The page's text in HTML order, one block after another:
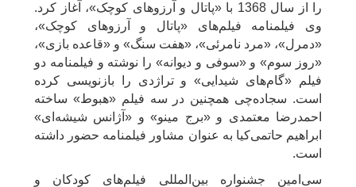
را از سال 1368 با «پاتال و آرزوهای کوچک»، آغاز کرد.
وی فیلمنامه فیلم‌های «پاتال و آرزوهای کوچک»،
«دمرل»، «مرد نامرئی»، «هفت سنگ» و «قاعده بازی»،
«روز سوم» و «سوفی و دیوانه» را نوشته و فیلمنامه دو
فیلم «گام‌های شیدایی» و تراژدی را بازنویسی کرده
است. سجاده‌چی همچنین در سه فیلم «هبوط» ساخته
احمدرضا معتمدی و «برج مینو» و «آژانس شیشه‌ای»
ابراهیم حاتمی‌کیا به عنوان مشاور فیلمنامه حضور داشته
است.
سی‌امین جشنواره بین‌المللی فیلم‌های کودکان و